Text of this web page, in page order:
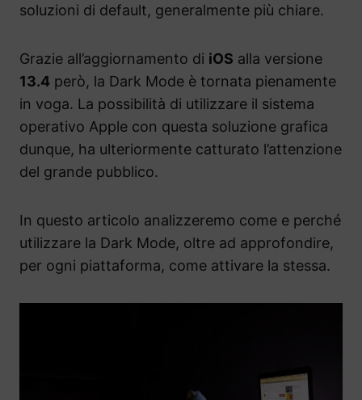
soluzioni di default, generalmente più chiare.
Grazie all’aggiornamento di iOS alla versione
13.4 però, la Dark Mode è tornata pienamente
in voga. La possibilità di utilizzare il sistema
operativo Apple con questa soluzione grafica
dunque, ha ulteriormente catturato l’attenzione
del grande pubblico.
In questo articolo analizzeremo come e perché
utilizzare la Dark Mode, oltre ad approfondire,
per ogni piattaforma, come attivare la stessa.